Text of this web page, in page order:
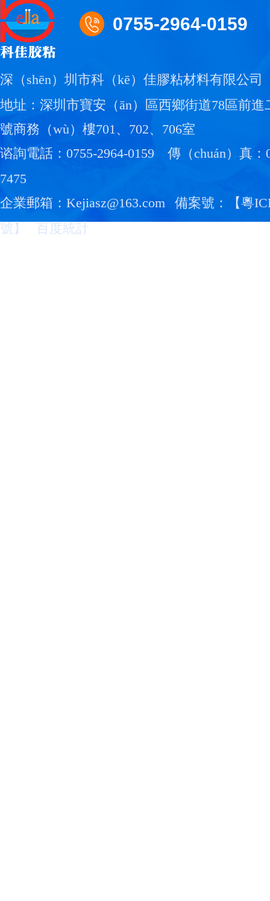
0755-2964-0159
深（shēn）圳市科（kē）佳膠粘材料有限公司
地址：深圳市寶安（ān）區西鄉街道78區前進
號商務（wù）樓701、702、706室
谘詢電話：0755-2964-0159
傳（chuán）真：
7475
企業郵箱：Kejiasz@163.com
備案號：【粵
號 】 百度統計